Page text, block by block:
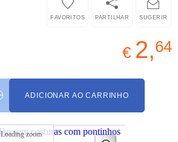
SUGERIR
PARTILHAR
FAVORITOS
€ 2,64
ADICIONAR AO CARRINHO
Loading zoom